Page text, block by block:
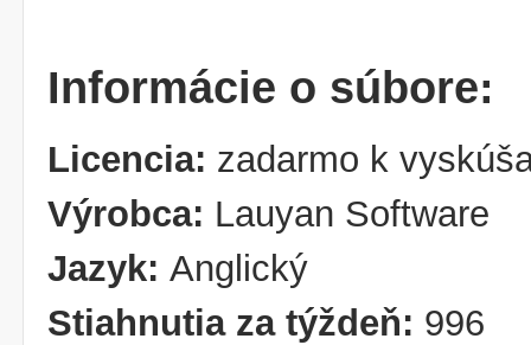
Informácie o súbore:
Licencia: zadarmo k
Výrobca: Lauyan Software
Jazyk: Anglický
Stiahnutia za týždeň: 996